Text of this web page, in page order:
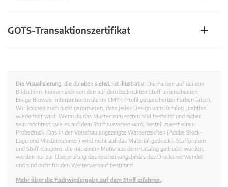
GOTS-Transaktionszertifikat
Die Visualisierung, die du oben siehst, ist illustrativ. Die Farben auf deinem
Bildschirm, können sich von den auf dem bedruckten Stoff unterscheiden.
Einige Browser interpretieren die im CMYK-Profil gespeicherten Farben falsch.
Wir können auch nicht garantieren, dass jedes Design vom Katalog „nahtlos”
wiederholt wird. Wenn du das Muster zum ersten Mal bestellst und sicher
sein möchtest, wie es auf dem Stoff aussehen wird, bestell zuerst einen
Probedruck. Das in der Vorschau angezeigte Wasserzeichen (Adobe Stock-
Logo und Musternummer) wird nicht auf das Material gedruckt. Stoffproben
und Stoff-Coupons, die mit einem Motiv aus dem Katalog gedruckt wurden,
werden nur zur Überprüfung des Erscheinungsbildes des Drucks verwendet
und sind nicht für den Weiterverkauf bestimmt.
Mehr über die Farbwiedergabe auf dem Stoff erfahren.